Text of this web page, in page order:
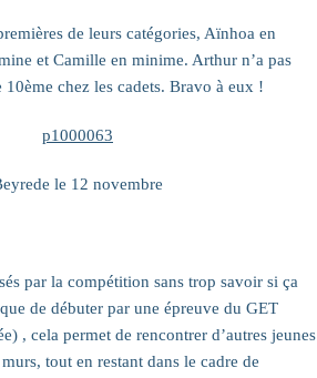
de leurs catégories, Aïnhoa en
et Camille en minime. Arthur n’a pas
chez les cadets. Bravo à eux !
le 12 novembre
par la compétition sans trop savoir si ça
de débuter par une épreuve du GET
, cela permet de rencontrer d’autres jeunes
tout en restant dans le cadre de